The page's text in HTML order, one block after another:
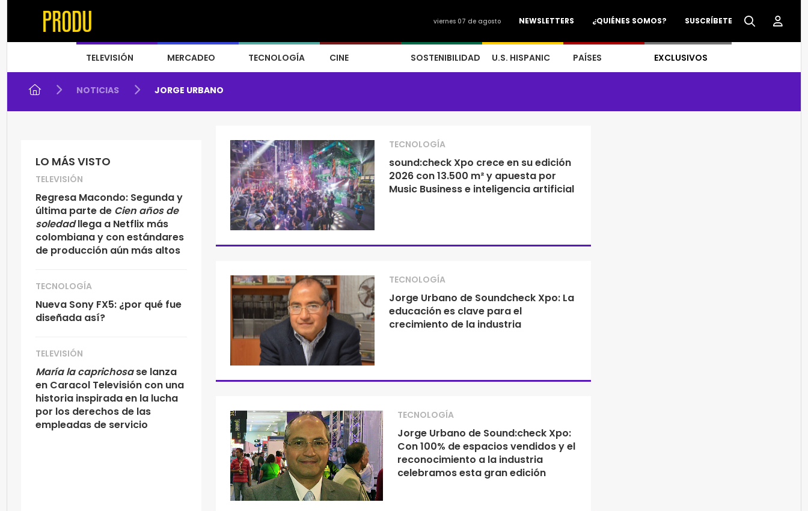
SUSCRÍBETE
¿QUIÉNES SOMOS?
NEWSLETTERS
viernes 07 de agosto
TELEVISIÓN MERCADEO TECNOLOGÍA CINE SOSTENIBILIDAD U.S. HISPANIC PAÍSES EXCLUSIVOS
NOTICIAS JORGE URBANO
LO MÁS VISTO
TELEVISIÓN
Regresa Macondo: Segunda y
última parte de Cien años de
soledadllega a Netflix más
colombiana y con estándares
de producción aún más altos
TECNOLOGÍA
Nueva Sony FX5: ¿por qué fue
diseñada así?
TELEVISIÓN
María la caprichosase lanza
en Caracol Televisión con una
historia inspirada en la lucha
por los derechos de las
empleadas de servicio
TECNOLOGÍA
sound:check Xpo crece en su edición
2026 con 13.500 m² y apuesta por
Music Business e inteligencia artificial
TECNOLOGÍA
Jorge Urbano de Soundcheck Xpo: La
educación es clave para el
crecimiento de la industria
TECNOLOGÍA
Jorge Urbano de Sound:check Xpo:
Con 100% de espacios vendidos y el
reconocimiento a la industria
celebramos esta gran edición